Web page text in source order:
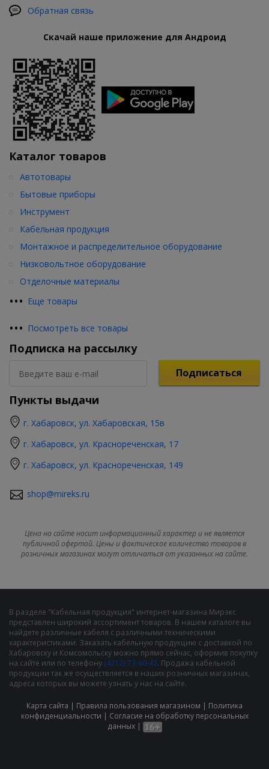
Обратная связь
Скачай наше приложение для Андроид
Каталог товаров
••• Еще товары
Автотовары
Бытовые приборы
Инструмент
Кабельная продукция
Монтажное и распределительное оборудование
Низковольтное оборудование
Отделочные материалы
••• Посмотреть все товары
Подписка на рассылку
Подписаться
Пункты выдачи
г. Хабаровск, ул. Хабаровская, 15в
г. Хабаровск, ул. Краснореченская, 17
г. Хабаровск, ул. Краснореченская, 149
shop@mireks.ru
Цена на сайте носит информационный характер и не является
публичной офертой. Цены и фактическое количество товаров в
розничных магазинах могут отличаться от указанных на сайте.
В разделе "Кабельная продукция" интернет-магазина Мирэкс
представлен широкий ассортимент товаров. В нашем каталоге вы
найдете различные кабеля с различными техническими
характеристиками. Заказать кабельную продукцию с доставкой по
Хабаровску и Комсомольску можно прямо сейчас, оформив покупку
на сайте или по телефону (4212) 73-60-42. Продажа кабельной
продукции так же осуществляется в наших розничных магазинах,
адреса которых вы можете узнать у нас на сайте.
Карта сайта | Правила пользования магазином | Политика
конфиденциальности | Cогласие на обработку персональных
данных|